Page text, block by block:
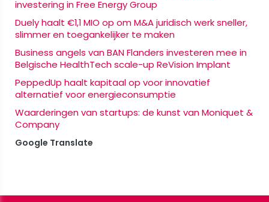
investering in Free Energy Group
Duely haalt €1,1 MIO op om M&A juridisch werk sneller,
slimmer en toegankelijker te maken
Business angels van BAN Flanders investeren mee in
Belgische HealthTech scale-up ReVision Implant
PeppedUp haalt kapitaal op voor innovatief
alternatief voor energieconsumptie
Waarderingen van startups: de kunst van Moniquet &
Company
Google Translate